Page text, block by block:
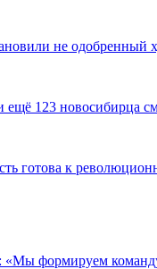
не
ещё 123 новосибирца
готова к
формируем